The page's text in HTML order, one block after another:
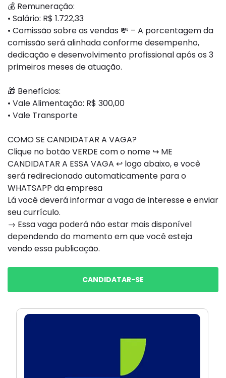
💰 Remuneração:
• Salário: R$ 1.722,33
• Comissão sobre as vendas 💸 – A porcentagem da
comissão será alinhada conforme desempenho,
dedicação e desenvolvimento profissional após os 3
primeiros meses de atuação.
🎁 Benefícios:
• Vale Alimentação: R$ 300,00
• Vale Transporte
COMO SE CANDIDATAR A VAGA?
Clique no botão VERDE com o nome ↪ ME
CANDIDATAR A ESSA VAGA ↩ logo abaixo, e você
será redirecionado automaticamente para o
WHATSAPP da empresa
Lá você deverá informar a vaga de interesse e enviar
seu currículo.
→ Essa vaga poderá não estar mais disponível
dependendo do momento em que você esteja
vendo essa publicação.
CANDIDATAR-SE